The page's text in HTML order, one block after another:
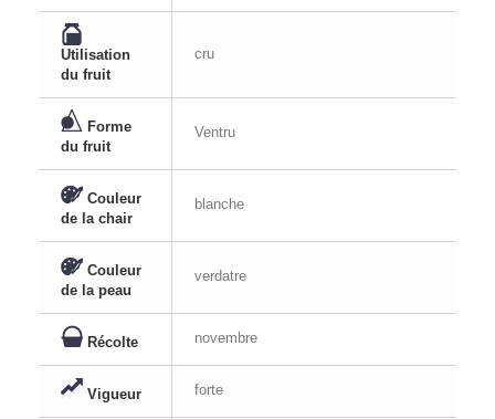
Utilisation
du fruit
cru
Forme
du fruit
Ventru
Couleur
de la chair
blanche
Couleur
de la peau
verdatre
Récolte novembre
Vigueur forte